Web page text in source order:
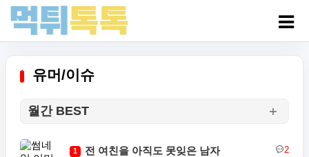
유머/이슈
월간 BEST
1 전 여친을 아직도 못잊은 남자
2